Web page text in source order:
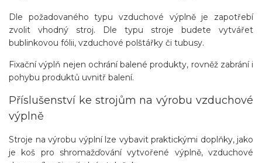
Dle požadovaného typu vzduchové výplně je zapotřebí
zvolit vhodný stroj. Dle typu stroje budete vytvářet
bublinkovou fólii, vzduchové polštářky či tubusy.
Fixační výplň nejen ochrání balené produkty, rovněž zabrání i
pohybu produktů uvnitř balení.
Příslušenství ke strojům na výrobu vzduchové
výplně
Stroje na výrobu výplní lze vybavit praktickými doplňky, jako
je koš pro shromažďování vytvořené výplně, vzduchové